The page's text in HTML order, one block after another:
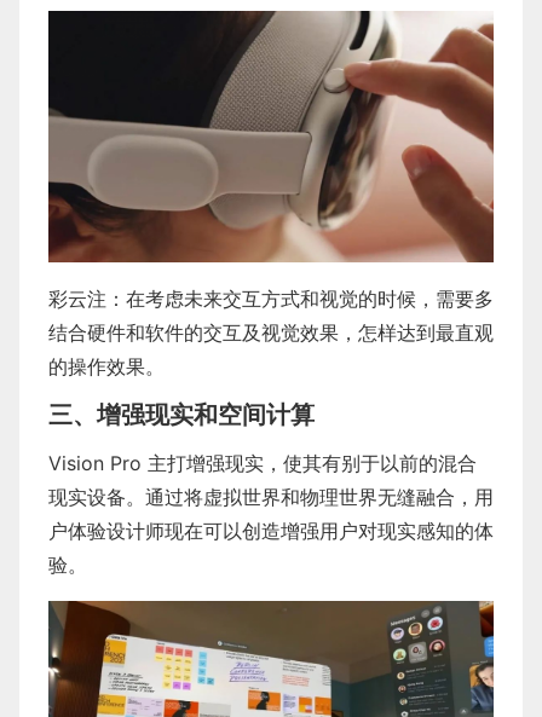
彩云注：在考虑未来交互方式和视觉的时候，需要多
结合硬件和软件的交互及视觉效果，怎样达到最直观
的操作效果。
三、增强现实和空间计算
Vision Pro 主打增强现实，使其有别于以前的混合
现实设备。通过将虚拟世界和物理世界无缝融合，用
户体验设计师现在可以创造增强用户对现实感知的体
验。